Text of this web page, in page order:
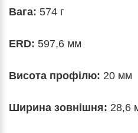
Вага: 574 г
ERD: 597,6 мм
Висота профілю: 20 мм
Ширина зовнішня: 28,6